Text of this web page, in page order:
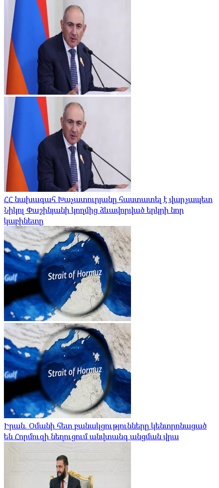
ՀՀ նախագահ Խաչատուրյանը հաստատել է վարչապետ
Նիկոլ Փաշինյանի կողմից ձևավորված երկրի նոր
կաբինետը
Իրան. Օմանի հետ բանակցությունները կենտրոնացած
են Հորմուզի նեղուցում անվտանգ անցման վրա